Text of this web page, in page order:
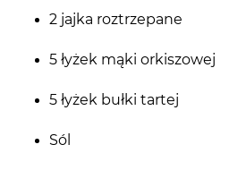
2 jajka roztrzepane
5 łyżek mąki orkiszowej
5 łyżek bułki tartej
Sól